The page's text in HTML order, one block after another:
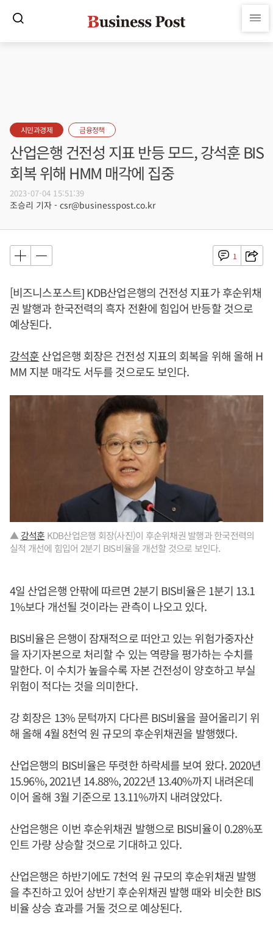
시민과경제 금융정책
산업은행 건전성 지표 반등 모드, 강석훈 BIS
회복 위해 HMM 매각에 집중
2023-07-04 15:51:39
조승리 기자 - csr@businesspost.co.kr
1
[비즈니스포스트] KDB산업은행의 건전성 지표가 후순위채
권 발행과 한국전력의 흑자 전환에 힘입어 반등할 것으로
예상된다.
강석훈산업은행 회장은 건전성 지표의 회복을 위해 올해 H
MM 지분 매각도 서두를 것으로도 보인다.
▲ 강석훈 KDB산업은행 회장(사진)이 후순위채권 발행과 한국전력의
실적 개선에 힘입어 2분기 BIS비율을 개선할 것으로 보인다.
4일 산업은행 안팎에 따르면 2분기 BIS비율은 1분기 13.1
1%보다 개선될 것이라는 관측이 나오고 있다.
BIS비율은 은행이 잠재적으로 떠안고 있는 위험가중자산
을 자기자본으로 처리할 수 있는 역량을 평가하는 수치를
말한다. 이 수치가 높을수록 자본 건전성이 양호하고 부실
위험이 적다는 것을 의미한다.
강 회장은 13% 문턱까지 다다른 BIS비율을 끌어올리기 위
해 올해 4월 8천억 원 규모의 후순위채권을 발행했다.
산업은행의 BIS비율은 뚜렷한 하락세를 보여 왔다. 2020년
15.96%, 2021년 14.88%, 2022년 13.40%까지 내려온데
이어 올해 3월 기준으로 13.11%까지 내려앉았다.
산업은행은 이번 후순위채권 발행으로 BIS비율이 0.28%포
인트 가량 상승할 것으로 기대하고 있다.
산업은행은 하반기에도 7천억 원 규모의 후순위채권 발행
을 추진하고 있어 상반기 후순위채권 발행 때와 비슷한 BIS
비율 상승 효과를 거둘 것으로 예상된다.